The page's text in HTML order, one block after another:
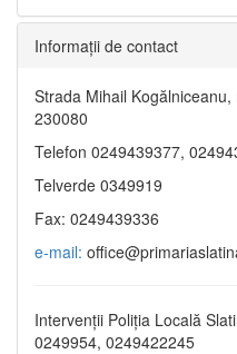
Informaţii de contact
Strada Mihail
230080
Telefon 0249439377,
Telverde 0349919
Fax: 0249439336
e-mail:
Intervenții Poliția Locală
0249954, 0249422245